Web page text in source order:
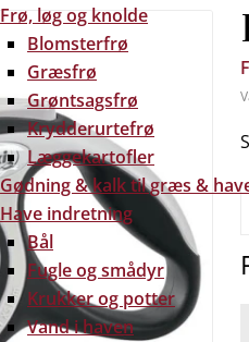
Frø, løg og knolde
Blomsterfrø
Græsfrø
Grøntsagsfrø
Krydderurtefrø
Læggekartofler
Gødning & kalk til græs &
Have indretning
Bål
Fugle og smådyr
Krukker og potter
Vand i haven